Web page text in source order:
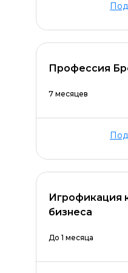
Профессия
7 месяцев
Игрофикация
бизнеса
До 1 месяца